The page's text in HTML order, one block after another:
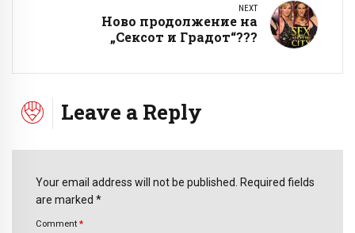
NEXT
Ново продолжение на
„Сексот и Градот“???
Leave a Reply
Your email address will not be published. Required fields
are marked *
Comment *